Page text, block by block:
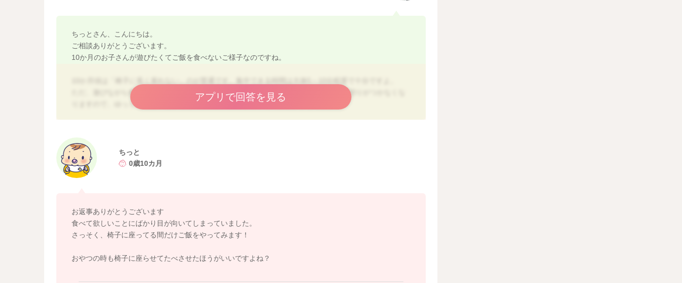
ちっとさん、こんにちは。
ご相談ありがとうございます。
10か月のお子さんが遊びたくてご飯を食べないご様子なのですね。
ただ、遊びながら食べる習慣がついてしまうと、今後戻しづらくなりますし、食事の区切りがつかなくな
りますので、ゆっくりでも「椅子で食べる習慣」に戻していくのがおすすめです。
①椅子の時間は短くてOK
⇒最初は 3〜5分だけ でも大丈夫です。
食べたい気持ちがあるうちに手づかみ食べメニューなど「お子さんが一番食べやすいメニュー」を先に出
「食べられた！」「椅子＝食べられる場所」という良い印象を積み重ねることが大事になります。
② 降りたら食事は一旦終了
を少しずつ理解させていけると◎です。
アプリで回答を見る
ちっと
0歳10カ月
お返事ありがとうございます
食べて欲しいことにばかり目が向いてしまっていました。
さっそく、椅子に座ってる間だけご飯をやってみます！
おやつの時も椅子に座らせてたべさせたほうがいいですよね？